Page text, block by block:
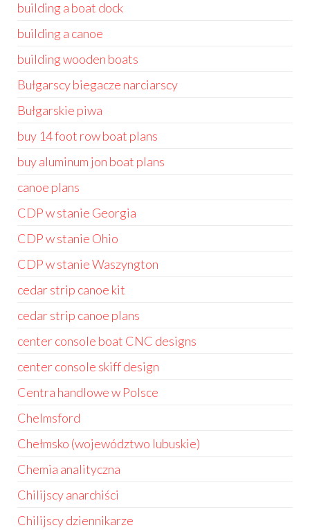
building a boat dock
building a canoe
building wooden boats
Bułgarscy biegacze narciarscy
Bułgarskie piwa
buy 14 foot row boat plans
buy aluminum jon boat plans
canoe plans
CDP w stanie Georgia
CDP w stanie Ohio
CDP w stanie Waszyngton
cedar strip canoe kit
cedar strip canoe plans
center console boat CNC designs
center console skiff design
Centra handlowe w Polsce
Chelmsford
Chełmsko (województwo lubuskie)
Chemia analityczna
Chilijscy anarchiści
Chilijscy dziennikarze